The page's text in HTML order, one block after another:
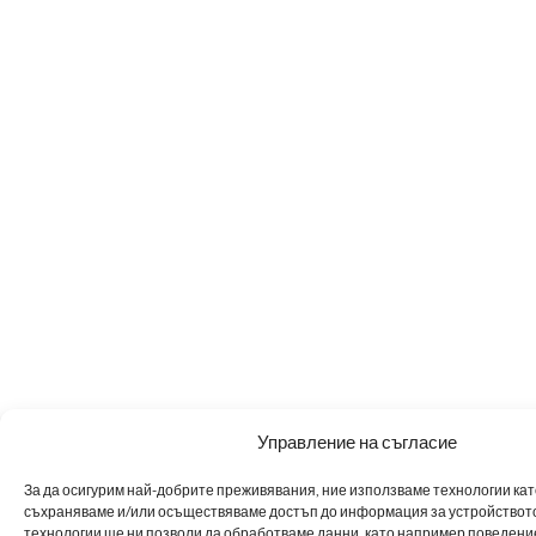
Управление на съгласие
За да осигурим най-добрите преживявания, ние използваме технологии
съхраняваме и/или осъществяваме достъп до информация за